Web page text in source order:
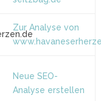
Zur Analyse von
Neue SEO-
Analyse erstellen